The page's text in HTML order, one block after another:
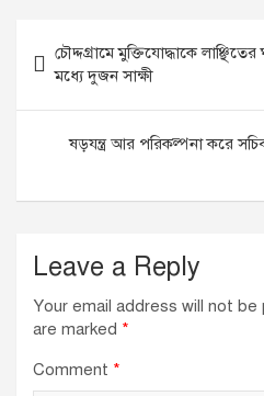
Post
navigation
চৌদ্দগ্রামে মুক্তিযোদ্ধাকে
মধ্যে দুজন সাক্ষী
ষড়যন্ত্র আর পরিকল্পনা করে
Leave a Reply
Your email address will not be
are marked *
Comment *